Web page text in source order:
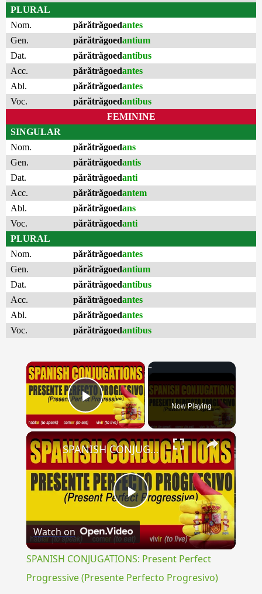
PLURAL
Nom.
părătrăgoedantes
Gen.
părătrăgoedantium
Dat.
părătrăgoedantibus
Acc.
părătrăgoedantes
Abl.
părătrăgoedantes
Voc.
părătrăgoedantibus
FEMININE
SINGULAR
Nom.
părătrăgoedans
Gen.
părătrăgoedantis
Dat.
părătrăgoedanti
Acc.
părătrăgoedantem
Abl.
părătrăgoedans
Voc.
părătrăgoedanti
PLURAL
Nom.
părătrăgoedantes
Gen.
părătrăgoedantium
Dat.
părătrăgoedantibus
Acc.
părătrăgoedantes
Abl.
părătrăgoedantes
Voc.
părătrăgoedantibus
×
Play Video Now Playing
×
Play
Video
SPANISH CONJUGATIONS: Present Perfect Progressive (Presente Perfecto Progresivo)
Watch on
SPANISH CONJUGATIONS: Present Perfect
Progressive (Presente Perfecto Progresivo)